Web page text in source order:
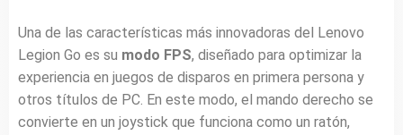
Una de las características más innovadoras del Lenovo
Legion Go es su modo FPS, diseñado para optimizar la
experiencia en juegos de disparos en primera persona y
otros títulos de PC. En este modo, el mando derecho se
convierte en un joystick que funciona como un ratón,